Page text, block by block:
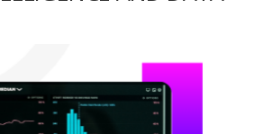
CON NOSOTROS!